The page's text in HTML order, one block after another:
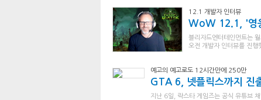
12.1 개발자 인터뷰
WoW 12.1, '영
블리자드엔터테인먼트는
오전 개발자 인터뷰를 진행
예고의 예고로도 12시간만에 250만
GTA 6, 넷플릭스까지 진
지난 6일, 락스타 게임즈는 공식 유튜브